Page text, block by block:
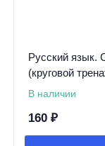
Русский язык.
(круговой
В наличии
160 ₽